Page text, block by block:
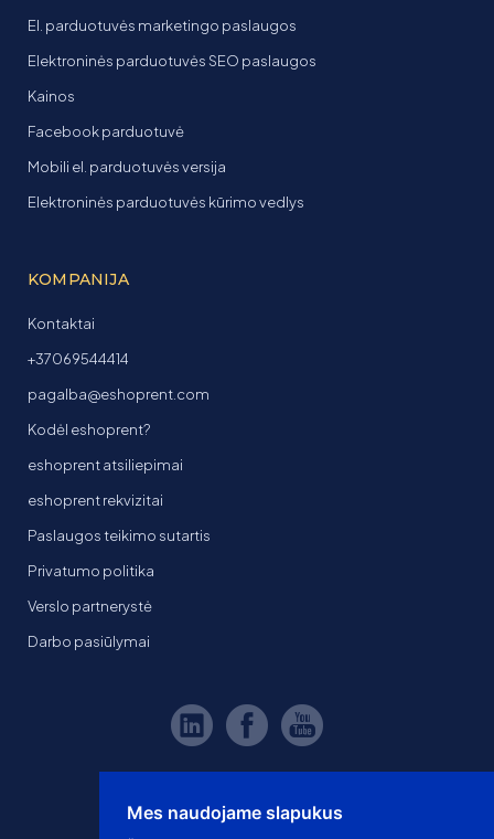
Mes naudojame slapukus
El. parduotuvės marketingo paslaugos
Elektroninės parduotuvės SEO paslaugos
Kainos
Facebook parduotuvė
Mobili el. parduotuvės versija
Elektroninės parduotuvės kūrimo vedlys
KOMPANIJA
Kontaktai
+37069544414
pagalba@eshoprent.com
Kodėl eshoprent?
eshoprent atsiliepimai
eshoprent rekvizitai
Paslaugos teikimo sutartis
Privatumo politika
Verslo partnerystė
Darbo pasiūlymai